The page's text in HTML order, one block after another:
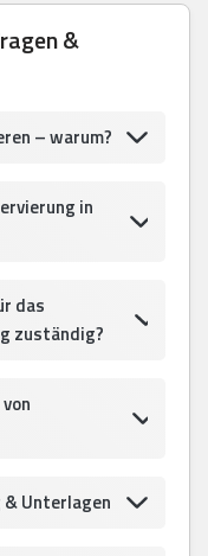
&
– warum?
in
das
zuständig?
Unterlagen